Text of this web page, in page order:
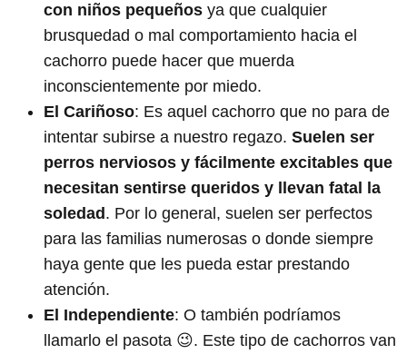
con niños pequeños ya que cualquier
brusquedad o mal comportamiento hacia el
cachorro puede hacer que muerda
inconscientemente por miedo.
El Cariñoso: Es aquel cachorro que no para de
intentar subirse a nuestro regazo. Suelen ser
perros nerviosos y fácilmente excitables que
necesitan sentirse queridos y llevan fatal la
soledad . Por lo general, suelen ser perfectos
para las familias numerosas o donde siempre
haya gente que les pueda estar prestando
atención.
El Independiente: O también podríamos
llamarlo el pasota 😉. Este tipo de cachorros van